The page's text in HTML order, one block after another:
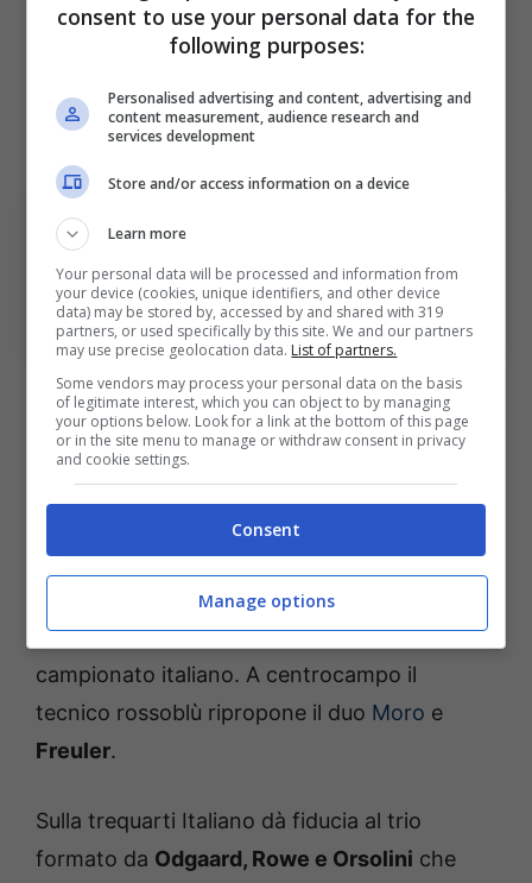
Bologna-Pisa, le scelte dal primo minuto dei
due club. Bolognasportnews (Photo by
Gabriele Maltinti/Getty Images Via One
Football)
Le scelte di Italiano per la sfida del
Dall’Ara
Italianoha deciso di schierare il suo classico
4-2-3-1. In porta il solitoSkorupski
difenderà i pali con la coppiaHeggem e
davanti a lui, sulle fasce ci sono
Zortea e Miranda, tra i terzini più offensivi del
campionato italiano. A centrocampo il
tecnico rossoblù ripropone il duo Moro e
Freuler.
Sulla trequarti Italiano dà fiducia al trio
formato da Odgaard, Rowe e Orsolini che
consent to use your personal data for the
following purposes:
Personalised advertising and content, advertising and
content measurement, audience research and
services development
Store and/or access information on a device
Learn more
Your personal data will be processed and information from
your device (cookies, unique identifiers, and other device
data) may be stored by, accessed by and shared with 319
partners, or used specifically by this site. We and our partners
may use precise geolocation data. List of partners.
Some vendors may process your personal data on the basis
of legitimate interest, which you can object to by managing
your options below. Look for a link at the bottom of this page
or in the site menu to manage or withdraw consent in privacy
and cookie settings.
Consent
Manage options